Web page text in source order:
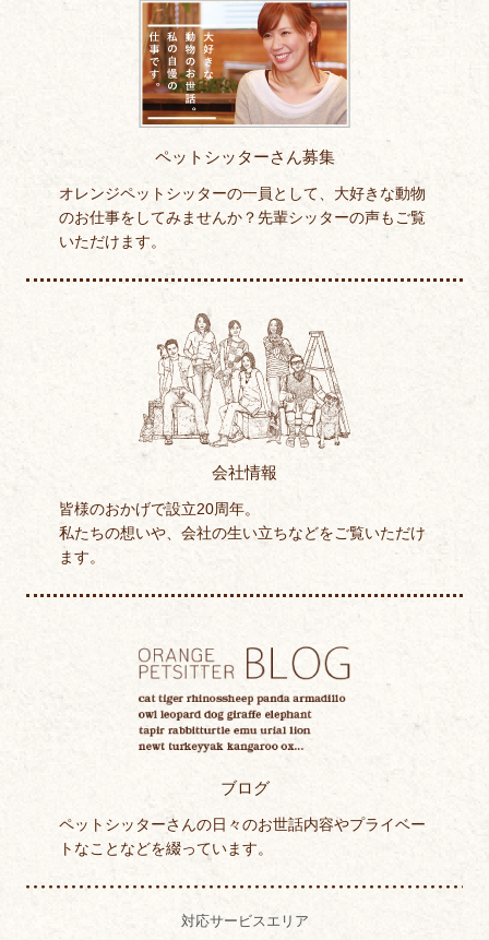
ペットシッターさん募集
オレンジペットシッターの一員として、大好きな動物
のお仕事をしてみませんか？先輩シッターの声もご覧
いただけます。
会社情報
皆様のおかげで設立20周年。
私たちの想いや、会社の生い立ちなどをご覧いただけ
ます。
ブログ
ペットシッターさんの日々のお世話内容やプライベー
トなことなどを綴っています。
対応サービスエリア